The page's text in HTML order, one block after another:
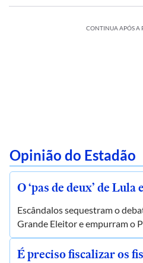
CONTINUA APÓS A
Opinião do Estadão
O ‘pas de deux’ de
Escândalos sequestram o
Grande Eleitor e empurram o
É preciso fiscalizar os